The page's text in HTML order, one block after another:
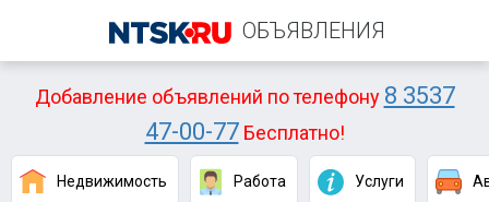
ОБЪЯВЛЕНИЯ
Добавление объявлений по телефону 8 3537
47-00-77Бесплатно!
Недвижимость Работа Услуги